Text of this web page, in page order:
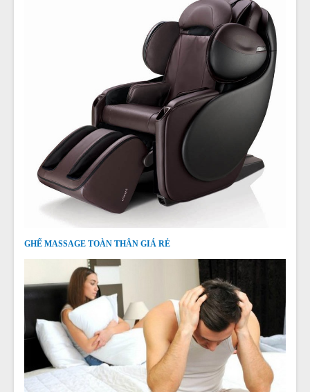
GHẾ MASSAGE TOÀN THÂN GIÁ RẺ